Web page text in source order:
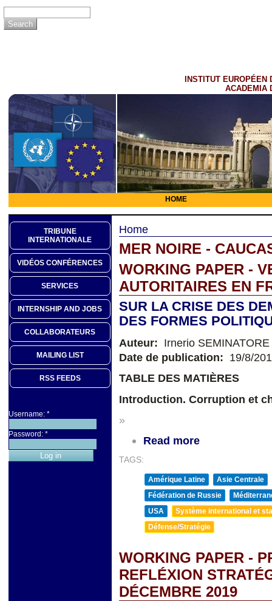
INSTITUT EUROPÉEN
ACADEMIA
HOME
TRIBUNE
INTERNATIONALE
VIDÉOS CONFÉRENCES
SERVICES
INTERNSHIP AND JOBS
COLLABORATEURS
MAILING LIST
RSS FEEDS
Username: *
Password: *
Home
MER NOIRE -
WORKING PAPER -
AUTORITAIRES EN
SUR LA CRISE DES
DES FORMES
Auteur: Irnerio SEMINATORE
Date de publication: 19/8/
TABLE DES MATIÈRES
Introduction. Corruption et
»
Read more
TAGS:
Amérique Latine
Asie Centrale
Fédération de Russie
USA
Système international et
Défense/Stratégie
WORKING PAPER -
REFLÉXION
DÉCEMBRE 2019